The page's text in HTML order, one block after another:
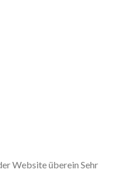
Website überein Sehr